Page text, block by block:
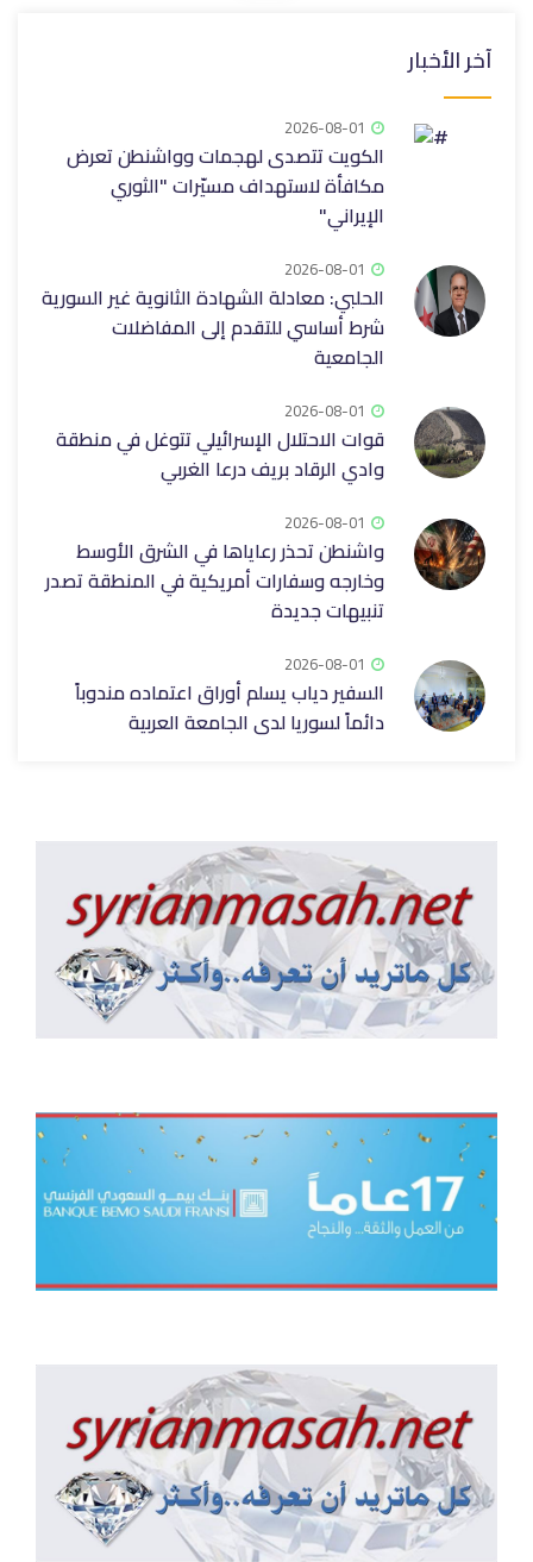
آخر الأخبار
2026-08-01
الكويت تتصدى لهجمات وواشنطن تعرض
مكافأة لاستهداف مسيّرات "الثوري
الإيراني"
2026-08-01
الحلبي: معادلة الشهادة الثانوية غير السورية
شرط أساسي للتقدم إلى ‌‏المفاضلات
الجامعية‏
2026-08-01
قوات الاحتلال الإسرائيلي تتوغل في منطقة
وادي الرقاد ‏بريف درعا الغربي‎
2026-08-01
واشنطن تحذر رعاياها في الشرق الأوسط
وخارجه وسفارات أمريكية في المنطقة تصدر
تنبيهات جديدة
2026-08-01
السفير دياب يسلم أوراق اعتماده مندوباً
دائماً لسوريا لدى الجامعة العربية